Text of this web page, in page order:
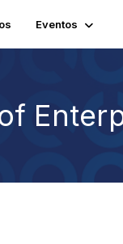
Eventos